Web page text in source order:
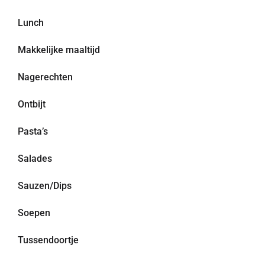
Lunch
Makkelijke maaltijd
Nagerechten
Ontbijt
Pasta’s
Salades
Sauzen/Dips
Soepen
Tussendoortje